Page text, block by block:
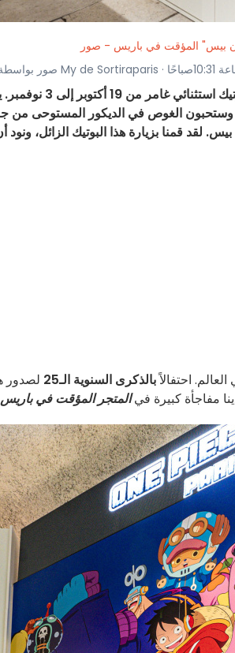
بيس" المؤقت في باريس - صور
وستحبون الغوص في الديكور المستوحى من
احتفالاًبالذكرى السنوية الـ25
لصدور
المتجر المؤقت في باريس